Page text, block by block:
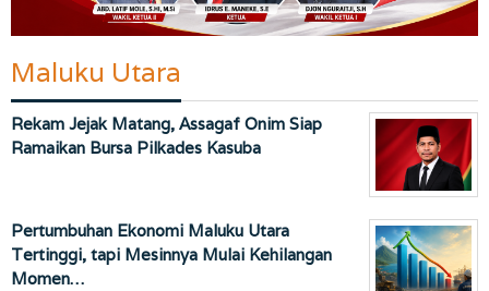
Maluku Utara
Rekam Jejak Matang, Assagaf Onim Siap
Ramaikan Bursa Pilkades Kasuba
Pertumbuhan Ekonomi Maluku Utara
Tertinggi, tapi Mesinnya Mulai Kehilangan
Momen…